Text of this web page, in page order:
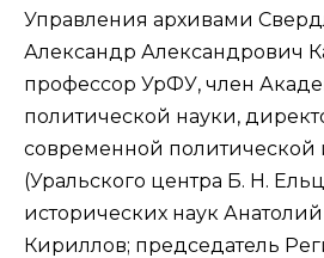
Управления архивами
Александр Александрович
профессор УрФУ, член
политической науки,
современной политической
(Уральского центра Б. Н.
исторических наук
Кириллов; председатель